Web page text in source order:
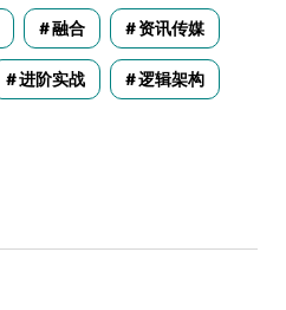
融合 资讯传媒
进阶实战 逻辑架构